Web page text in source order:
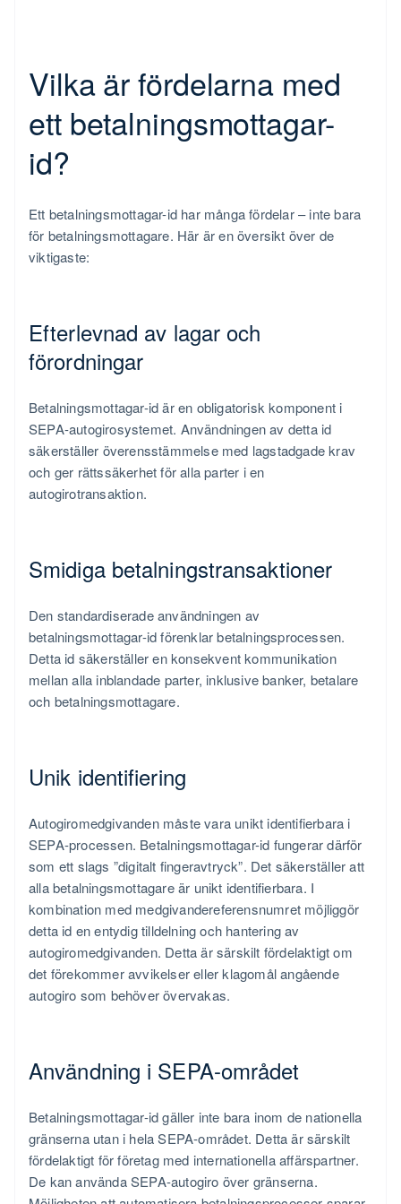
Vilka är fördelarna med
ett betalningsmottagar-
id?
Ett betalningsmottagar-id har många fördelar – inte bara
för betalningsmottagare. Här är en översikt över de
viktigaste:
Efterlevnad av lagar och
förordningar
Betalningsmottagar-id är en obligatorisk komponent i
SEPA-autogirosystemet. Användningen av detta id
säkerställer överensstämmelse med lagstadgade krav
och ger rättssäkerhet för alla parter i en
autogirotransaktion.
Smidiga betalningstransaktioner
Den standardiserade användningen av
betalningsmottagar-id förenklar betalningsprocessen.
Detta id säkerställer en konsekvent kommunikation
mellan alla inblandade parter, inklusive banker, betalare
och betalningsmottagare.
Unik identifiering
Autogiromedgivanden måste vara unikt identifierbara i
SEPA-processen. Betalningsmottagar-id fungerar därför
som ett slags ”digitalt fingeravtryck”. Det säkerställer att
alla betalningsmottagare är unikt identifierbara. I
kombination med medgivandereferensnumret möjliggör
detta id en entydig tilldelning och hantering av
autogiromedgivanden. Detta är särskilt fördelaktigt om
det förekommer avvikelser eller klagomål angående
autogiro som behöver övervakas.
Användning i SEPA-området
Betalningsmottagar-id gäller inte bara inom de nationella
gränserna utan i hela SEPA-området. Detta är särskilt
fördelaktigt för företag med internationella affärspartner.
De kan använda SEPA-autogiro över gränserna.